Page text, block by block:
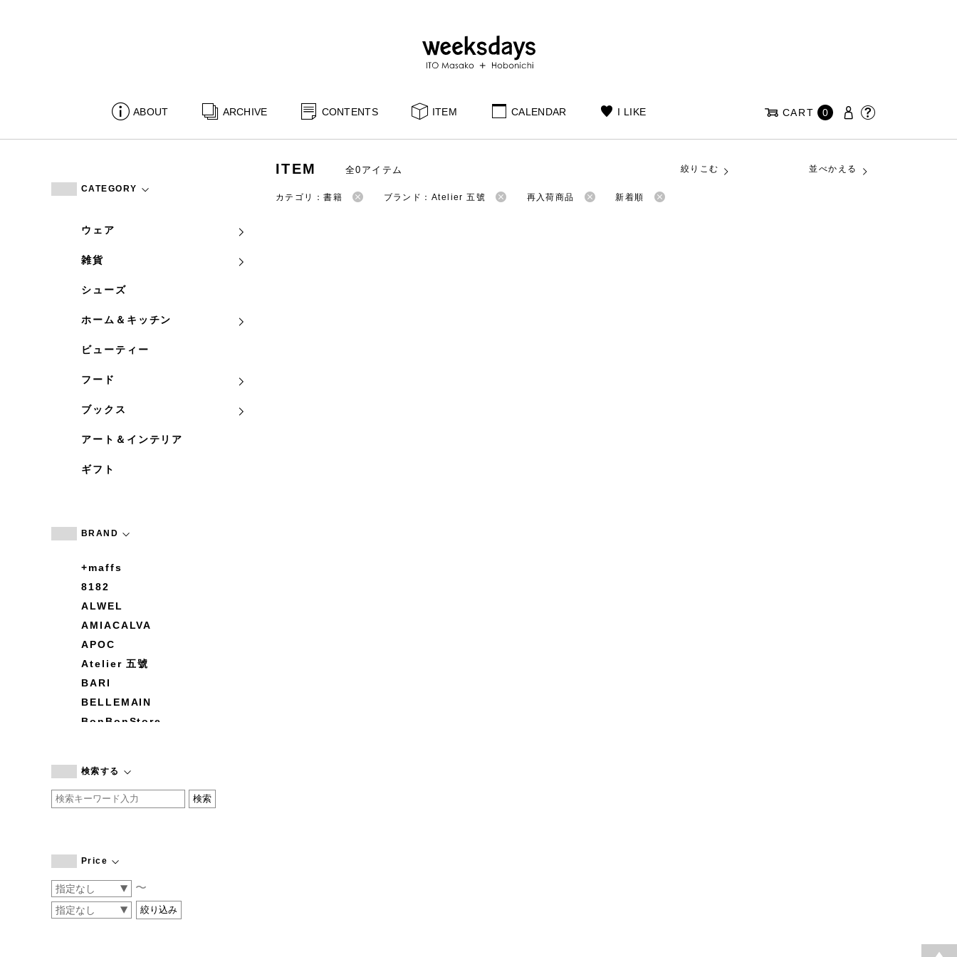
ABOUT ARCHIVE CONTENTS ITEM CALENDAR I LIKE CART 0
CATEGORY
ウェア
雑貨
シューズ
ホーム＆キッチン
ビューティー
フード
ブックス
アート＆インテリア
ギフト
BRAND
+maffs
8182
ALWEL
AMIACALVA
APOC
Atelier 五號
BARI
BELLEMAIN
BonBonStore
by basics
CATWORTH
COGTHEBIGSMOKE
CONVERSE
DEAN & DELUCA
検索する
Price
〜
ITEM 全0アイテム 絞りこむ 並べかえる
カテゴリ：書籍 ブランド：Atelier 五號 再入荷商品 新着順